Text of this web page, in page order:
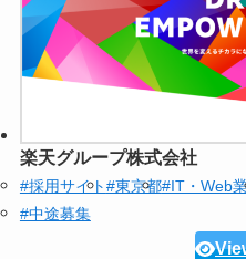
楽天グループ株式会社
#採用サイト#東京都#IT・Web
#中途募集